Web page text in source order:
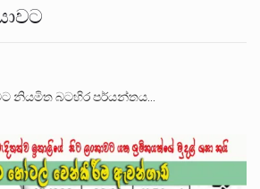
නියමිත බටහිර පර්යන්තය…